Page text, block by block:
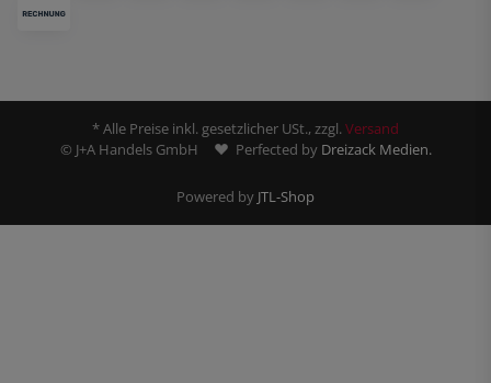
* Alle Preise inkl. gesetzlicher USt., zzgl.Versand
© J+A Handels GmbH
Perfected by Dreizack Medien.
Powered by JTL-Shop